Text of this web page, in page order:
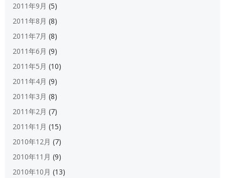
2011年9月 (5)
2011年8月 (8)
2011年7月 (8)
2011年6月 (9)
2011年5月 (10)
2011年4月 (9)
2011年3月 (8)
2011年2月 (7)
2011年1月 (15)
2010年12月 (7)
2010年11月 (9)
2010年10月 (13)